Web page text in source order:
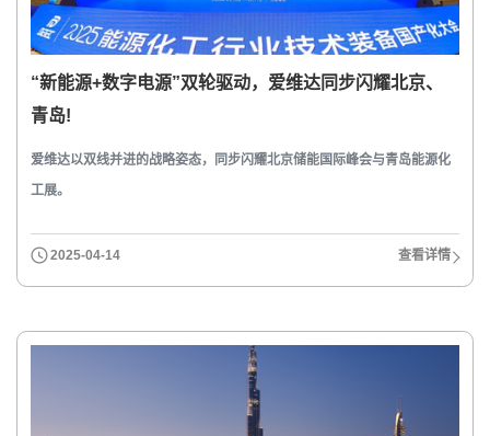
“新能源+数字电源”双轮驱动，爱维达同步闪耀北京、
青岛!
爱维达以双线并进的战略姿态，同步闪耀北京储能国际峰会与青岛能源化
工展。
2025-04-14 查看详情